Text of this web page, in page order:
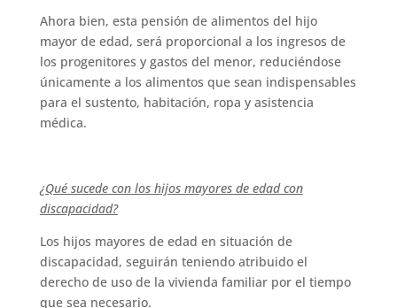
Ahora bien, esta pensión de alimentos del hijo
mayor de edad, será proporcional a los ingresos de
los progenitores y gastos del menor, reduciéndose
únicamente a los alimentos que sean indispensables
para el sustento, habitación, ropa y asistencia
médica.
¿Qué sucede con los hijos mayores de edad con
discapacidad?
Los hijos mayores de edad en situación de
discapacidad, seguirán teniendo atribuido el
derecho de uso de la vivienda familiar por el tiempo
que sea necesario.